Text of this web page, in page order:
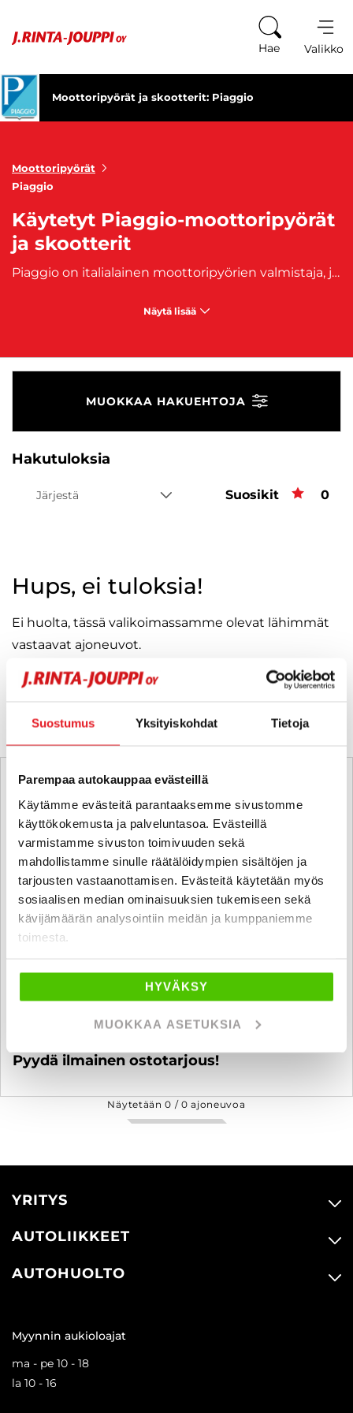
Suostumus Yksityiskohdat Tietoja
Parempaa autokauppaa evästeillä
Käytämme evästeitä parantaaksemme sivustomme
käyttökokemusta ja palveluntasoa. Evästeillä
varmistamme sivuston toimivuuden sekä
mahdollistamme sinulle räätälöidympien sisältöjen ja
tarjousten vastaanottamisen. Evästeitä käytetään myös
sosiaalisen median ominaisuuksien tukemiseen sekä
kävijämäärän analysointiin meidän ja kumppaniemme
toimesta.
HYVÄKSY
MUOKKAA ASETUKSIA
Hae Valikko
Moottoripyörät ja skootterit: Piaggio
Moottoripyörät
Piaggio
Käytetyt Piaggio-moottoripyörät
ja skootterit
Piaggio on italialainen moottoripyörien valmistaja, jonka kutsutaan olevan edelläkävijä teknologisissa liikkumisen ratkaisuissaan. Piaggion tunnetuin ja myydyin skootterimalli on Vespa, joka edelleen nauttii kansan suosiosta. Italialainen
Näytä lisää
MUOKKAA HAKUEHTOJA
Hakutuloksia
Järjestä Suosikit 0
Hups, ei tuloksia!
Ei huolta, tässä valikoimassamme olevat lähimmät
vastaavat ajoneuvot.
KATSO VASTAAVANLAISET AUTOT
Pyydä ilmainen ostotarjous!
Näytetään0 /0 ajoneuvoa
YRITYS
AUTOLIIKKEET
AUTOHUOLTO
Myynnin aukioloajat
ma - pe 10 - 18
la 10 - 16